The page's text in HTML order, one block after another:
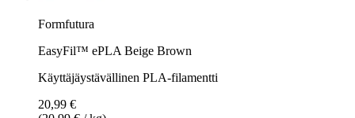
Formfutura
EasyFil™ ePLA Beige Brown
Käyttäjäystävällinen PLA-filamentti
20,99 €